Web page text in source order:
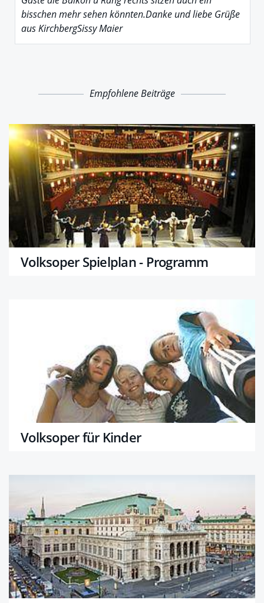
bisschen mehr sehen könnten.Danke und liebe Grüße
aus KirchbergSissy Maier
Empfohlene Beiträge
Volksoper Spielplan - Programm
Volksoper für Kinder